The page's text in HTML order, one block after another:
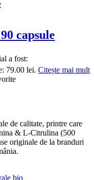
capsule
a fost:
79.00 lei. Citește mai mult
de calitate, printre care
& L-Citrulina (500
originale de la branduri